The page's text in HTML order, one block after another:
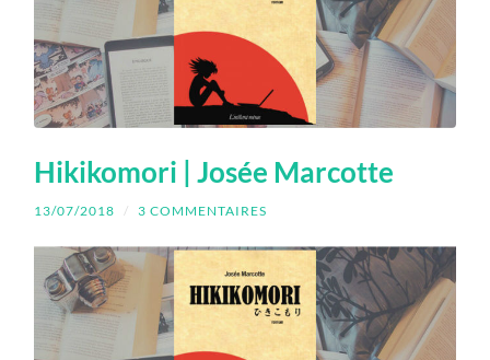
Hikikomori | Josée Marcotte
13/07/2018 / 3 COMMENTAIRES